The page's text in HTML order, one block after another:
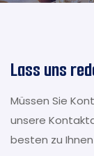
Lass uns
Müssen Sie
unsere
besten zu